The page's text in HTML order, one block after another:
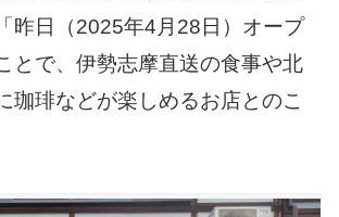
昨日（2025年4月28日）オープ
とで、伊勢志摩直送の食事や北
珈琲などが楽しめるお店とのこ